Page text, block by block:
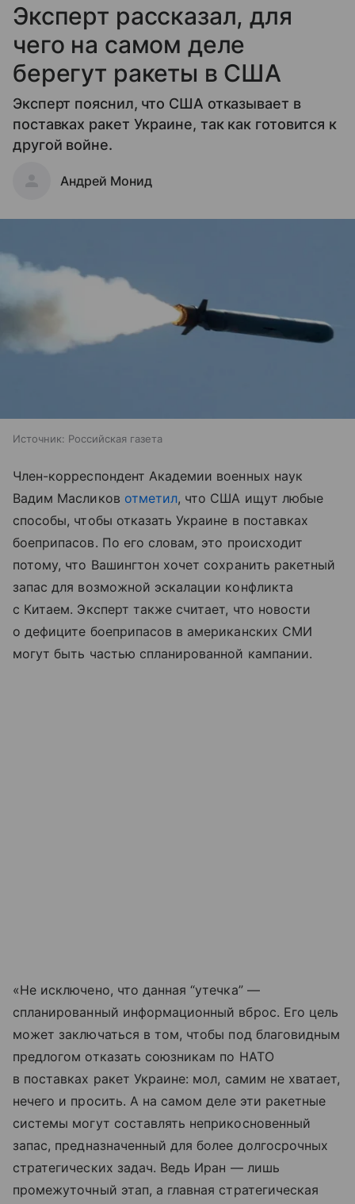
Эксперт рассказал, для
чего на самом деле
берегут ракеты в США
Эксперт пояснил, что США отказывает в
поставках ракет Украине, так как готовится к
другой войне.
Андрей Монид
Источник: Российская газета
Член-корреспондент Академии военных наук
Вадим Масликов отметил, что США ищут любые
способы, чтобы отказать Украине в поставках
боеприпасов. По его словам, это происходит
потому, что Вашингтон хочет сохранить ракетный
запас для возможной эскалации конфликта
с Китаем. Эксперт также считает, что новости
о дефиците боеприпасов в американских СМИ
могут быть частью спланированной кампании.
«Не исключено, что данная “утечка” —
спланированный информационный вброс. Его цель
может заключаться в том, чтобы под благовидным
предлогом отказать союзникам по НАТО
в поставках ракет Украине: мол, самим не хватает,
нечего и просить. А на самом деле эти ракетные
системы могут составлять неприкосновенный
запас, предназначенный для более долгосрочных
стратегических задач. Ведь Иран — лишь
промежуточный этап, а главная стратегическая